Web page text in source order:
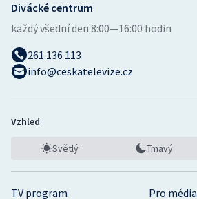
TV program Pro média
Divácké centrum
každý všední den:8:00—16:00 hodin
261 136 113
info@ceskatelevize.cz
Vzhled
Světlý Tmavý